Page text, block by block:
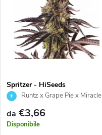
p
r
o
d
o
d
o
t
t
Spritzer - HiSeeds
Runtz x Grape Pie x Miracle
Alien Cookies
da €3,66
Disponibile